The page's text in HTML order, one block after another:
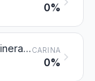
0%
Izdelki iz kamna ali drugih mineralnih materialov (vključno tudi ogljikova vlakna, izdelki iz ogljikovih vlaken in izdelki iz šote), ki niso navedeni ali vključeni drugje CARINA
0%